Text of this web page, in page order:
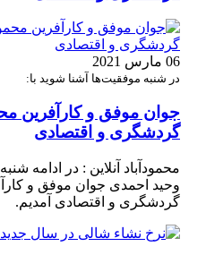
06 مارس 2021
در شنبه موفقیت‌ها آشنا شوید با:
جوان موفق و کارآفرین
گردشگری و اقتصادی
محمودآباد آنلاین : در ادامه
وحید احمدی جوان موفق و
گردشگری و اقتصادی آمدیم.